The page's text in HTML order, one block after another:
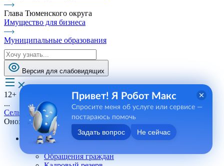
Глава Тюменского округа
Имущество для бизнеса
Муниципальные образования
Версия для слабовидящих
12+
...
Сельские поселения
Онохинское СП
Андреевское СП
Обращения граждан
Привет! Я Робот Макс
Спросите меня об услуге или сервисе —
постараюсь помочь
Задать вопрос Не сейчас